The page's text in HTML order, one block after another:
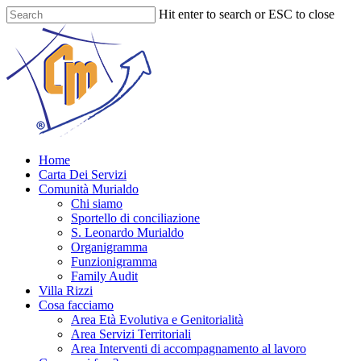
Skip
to
content
Hit enter to search or ESC to close
Menu
Home
Carta Dei Servizi
Comunità Murialdo
Chi siamo
Sportello di conciliazione
S. Leonardo Murialdo
Organigramma
Funzionigramma
Family Audit
Villa Rizzi
Cosa facciamo
Area Età Evolutiva e Genitorialità
Area Servizi Territoriali
Area Interventi di accompagnamento al lavoro